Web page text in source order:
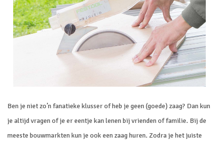
Ben je niet zo’n fanatieke klusser of heb je geen (goede) zaag? Dan kun
je altijd vragen of je er eentje kan lenen bij vrienden of familie. Bij de
meeste bouwmarkten kun je ook een zaag huren. Zodra je het juiste